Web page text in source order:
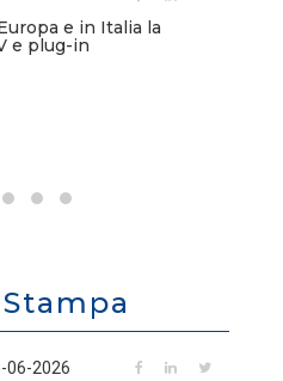
dei corrispettivi
componenti addi...
06-2026